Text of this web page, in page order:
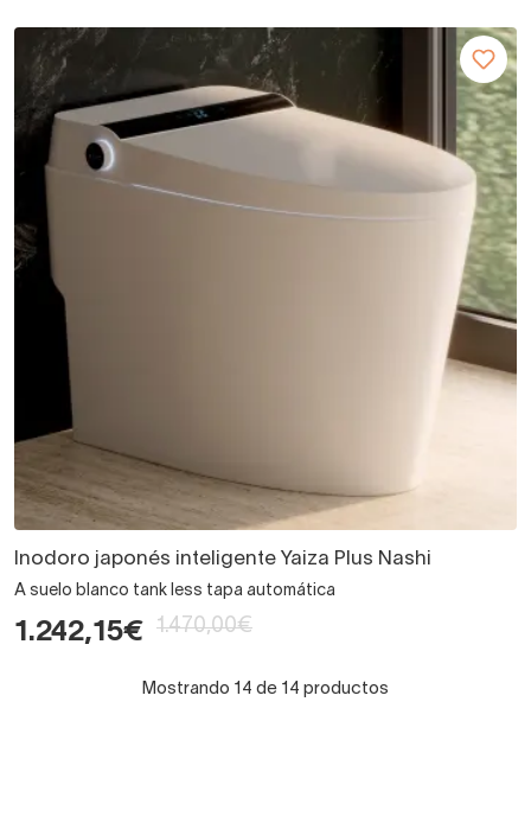
Inodoro japonés inteligente Yaiza Plus Nashi
A suelo blanco tank less tapa automática
1.242,15€ 1.470,00€
Mostrando 14 de 14 productos